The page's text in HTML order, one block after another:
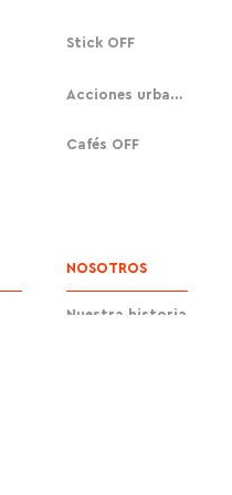
Stick OFF
Acciones urbanas
Cafés OFF
NOSOTROS
Nuestra historia